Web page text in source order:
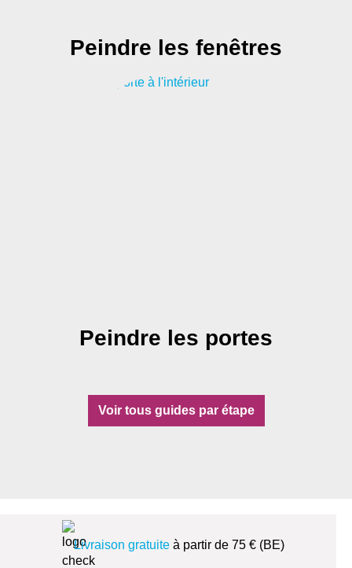
Peindre les fenêtres
Peindre les portes
Voir tous guides par étape
Livraison gratuiteà partir de 75 € (BE)